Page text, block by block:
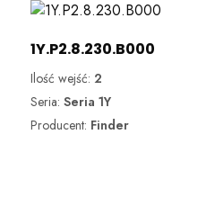
1Y.P2.8.230.B000
Ilość wejść: 2
Seria:Seria 1Y
Producent: Finder